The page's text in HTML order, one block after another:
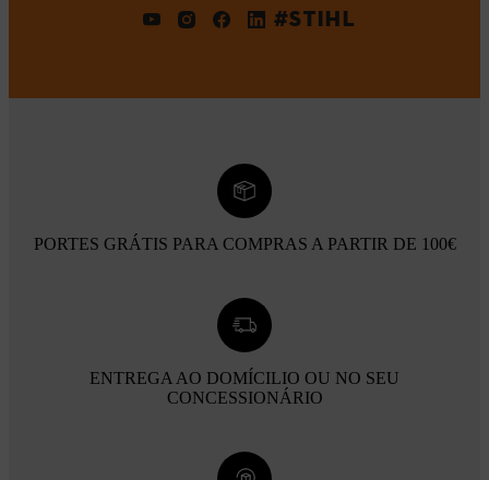
#STIHL
PORTES GRÁTIS PARA COMPRAS A PARTIR DE 100€
ENTREGA AO DOMÍCILIO OU NO SEU
CONCESSIONÁRIO